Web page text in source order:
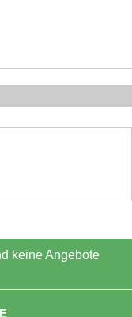
keine Angebote